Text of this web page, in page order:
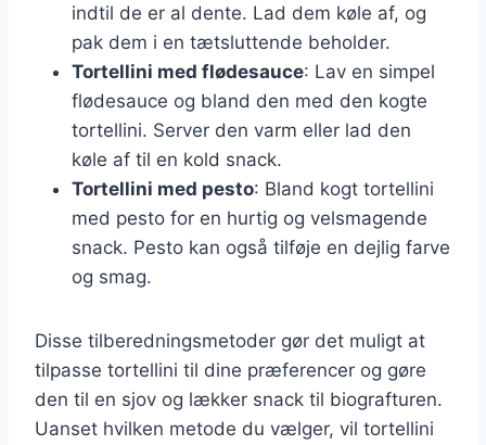
indtil de er al dente. Lad dem køle af, og
pak dem i en tætsluttende beholder.
Tortellini med flødesauce: Lav en simpel
flødesauce og bland den med den kogte
tortellini. Server den varm eller lad den
køle af til en kold snack.
Tortellini med pesto: Bland kogt tortellini
med pesto for en hurtig og velsmagende
snack. Pesto kan også tilføje en dejlig farve
og smag.
Disse tilberedningsmetoder gør det muligt at
tilpasse tortellini til dine præferencer og gøre
den til en sjov og lækker snack til biografturen.
Uanset hvilken metode du vælger, vil tortellini